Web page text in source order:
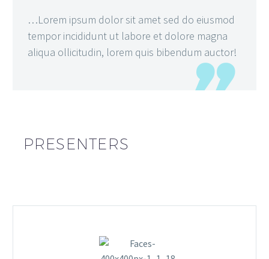
…Lorem ipsum dolor sit amet sed do eiusmod
tempor incididunt ut labore et dolore magna
aliqua ollicitudin, lorem quis bibendum auctor!
PRESENTERS